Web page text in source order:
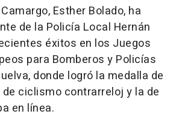
Esther Bolado, ha
de la Policía Local Hernán
éxitos en los Juegos
para Bomberos y Policías
donde logró la medalla de
de ciclismo contrarreloj y la de
en línea.